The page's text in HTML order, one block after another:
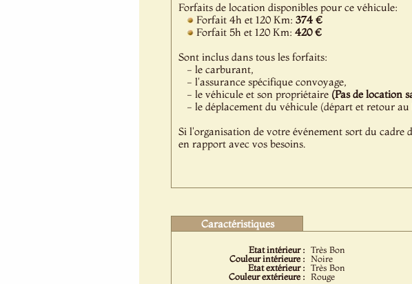
Forfaits de location disponibles pour ce véhicule:
Forfait 4h et 120 Km: 374 €
Forfait 5h et 120 Km: 420 €
Sont inclus dans tous les forfaits:
- le carburant,
- l'assurance spécifique convoyage,
- le véhicule et son propriétaire (Pas de location
- le déplacement du véhicule (départ et retour au
Si l'organisation de votre événement sort du cadre
en rapport avec vos besoins.
Caractéristiques
Etat intérieur : Très Bon
Couleur intérieure : Noire
Etat extérieur : Très Bon
Couleur extérieure : Rouge